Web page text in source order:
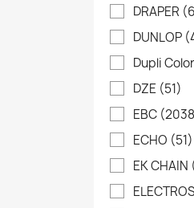
DRAPER
DUNLOP
Dupli Color
DZE (51)
EBC
ECHO (51)
EK CHAIN